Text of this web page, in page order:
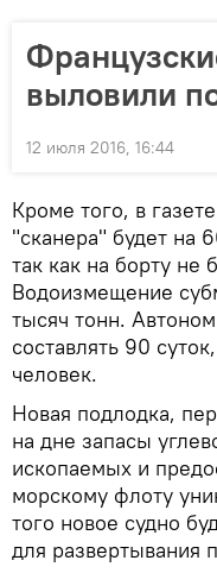
выловили
12 июля 2016, 16:44
Кроме того, в
"сканера" будет на
так как на борту не
Водоизмещение
тысяч тонн.
составлять 90
человек.
Новая подлодка,
на дне запасы
ископаемых и
морскому флоту
того новое судно
для развертывания